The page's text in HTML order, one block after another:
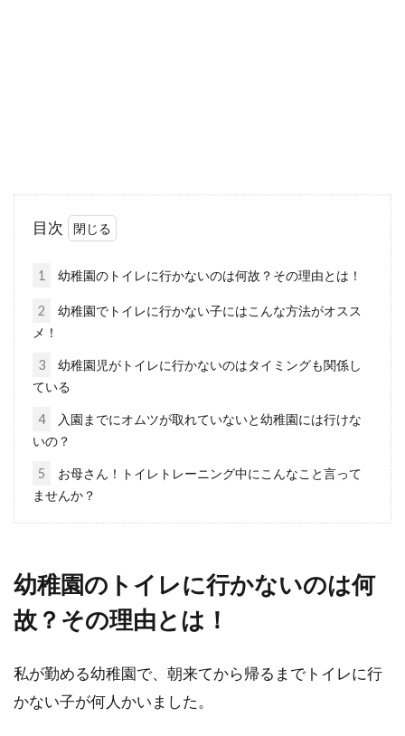
ママ体験談やメリットも？
保育園が遠い・・・これは送迎が大変になりま
って？入園前のママさんへ
忙しいママにとって、幼稚園や保育園の送迎時
目次
1 幼稚園のトイレに行かないのは何故？その理由とは！
2
幼稚園でトイレに行かない子にはこんな方法がオスス
メ！
3
幼稚園児がトイレに行かないのはタイミングも関係し
ている
4
入園までにオムツが取れていないと幼稚園には行けな
いの？
5
お母さん！トイレトレーニング中にこんなこと言って
ませんか？
幼稚園のトイレに行かないのは何
故？その理由とは！
私が勤める幼稚園で、朝来てから帰るまでトイレに行
かない子が何人かいました。